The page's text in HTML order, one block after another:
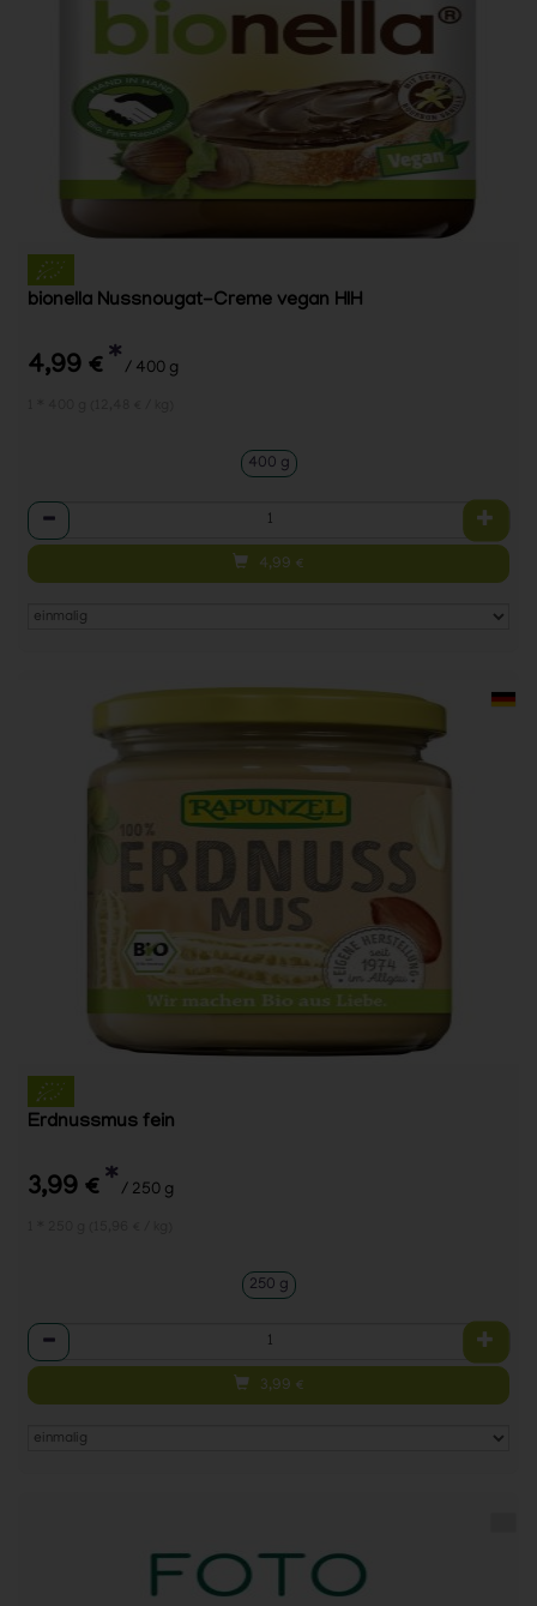
bionella Nussnougat-Creme vegan HIH
4,99 € * / 400 g
400 g
Anzahl
4,99 €
Erdnussmus fein
3,99 € * / 250 g
250 g
Anzahl
3,99 €